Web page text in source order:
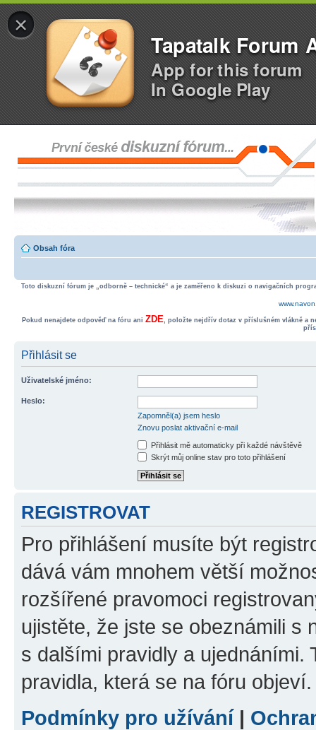
×
Tapatalk Forum
App for this forum
In Google Play
Obsah fóra
Toto diskuzní fórum je „odborně – technické“ a je zaměřeno k diskuzi o navigačních
Pokud nenajdete odpověď na fóru ani ZDE, položte nejdřív dotaz v příslušném vlákně a
Přihlásit se
Uživatelské jméno:
Heslo:
Zapomněl(a) jsem heslo
Znovu poslat aktivační e-mail
Přihlásit mě automaticky při každé návštěvě
Skrýt můj online stav pro toto přihlášení
REGISTROVAT
Pro přihlášení musíte být
dává vám mnohem větší
rozšířené pravomoci
ujistěte, že jste se obeznámili s
s dalšími pravidly a ujednáními.
pravidla, která se na fóru objeví.
Podmínky pro užívání|